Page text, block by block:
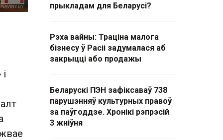
прыкладам для Беларусі?
Рэха вайны: Траціна малога
бізнесу ў Расіі задумалася аб
закрыцці або продажы
Беларускі ПЭН зафіксаваў 738
парушэнняў культурных правоў
за паўгоддзе. Хронікі рэпрэсій
3 жніўня